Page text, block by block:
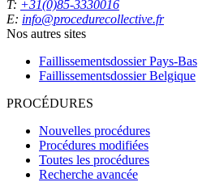
T: +31(0)85-3330016
E: info@procedurecollective.fr
Nos autres sites
Faillissementsdossier Pays-Bas
Faillissementsdossier Belgique
PROCÉDURES
Nouvelles procédures
Procédures modifiées
Toutes les procédures
Recherche avancée